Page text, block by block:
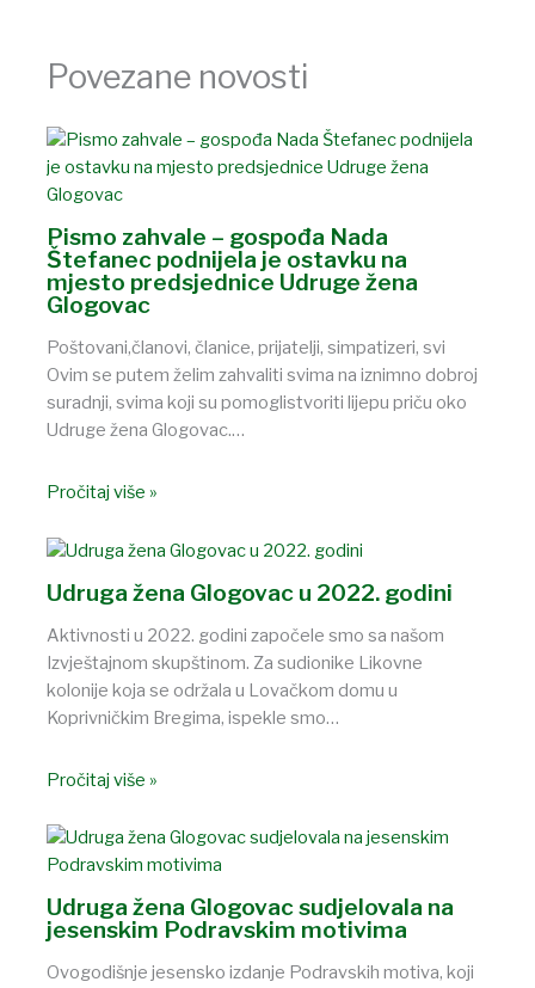
Povezane novosti
Pismo zahvale – gospođa Nada
Štefanec podnijela je ostavku na
mjesto predsjednice Udruge žena
Glogovac
Poštovani,članovi, članice, prijatelji, simpatizeri, svi
Ovim se putem želim zahvaliti svima na iznimno dobroj
suradnji, svima koji su pomoglistvoriti lijepu priču oko
Udruge žena Glogovac.…
Pročitaj više »
Udruga žena Glogovac u 2022. godini
Aktivnosti u 2022. godini započele smo sa našom
Izvještajnom skupštinom. Za sudionike Likovne
kolonije koja se održala u Lovačkom domu u
Koprivničkim Bregima, ispekle smo…
Pročitaj više »
Udruga žena Glogovac sudjelovala na
jesenskim Podravskim motivima
Ovogodišnje jesensko izdanje Podravskih motiva, koji